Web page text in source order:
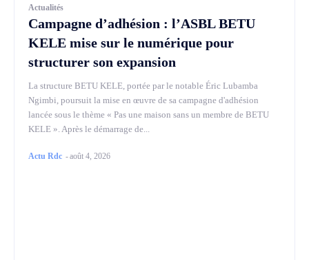
Actualités
Campagne d’adhésion : l’ASBL BETU
KELE mise sur le numérique pour
structurer son expansion
La structure BETU KELE, portée par le notable Éric Lubamba
Ngimbi, poursuit la mise en œuvre de sa campagne d'adhésion
lancée sous le thème « Pas une maison sans un membre de BETU
KELE ». Après le démarrage de...
Actu Rdc -août 4, 2026